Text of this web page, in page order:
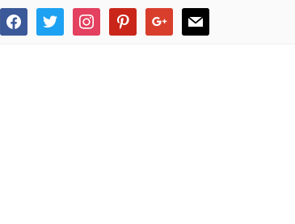
facebooktwitter instagrampinterestgoogle mail